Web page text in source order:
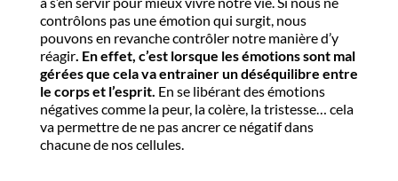
contrôlons pas une émotion qui surgit, nous
pouvons en revanche contrôler notre manière d’y
réagir. En effet, c’est lorsque les émotions sont mal
gérées que cela va entrainer un déséquilibre entre
le corps et l’esprit. En se libérant des émotions
négatives comme la peur, la colère, la tristesse… cela
va permettre de ne pas ancrer ce négatif dans
chacune de nos cellules.